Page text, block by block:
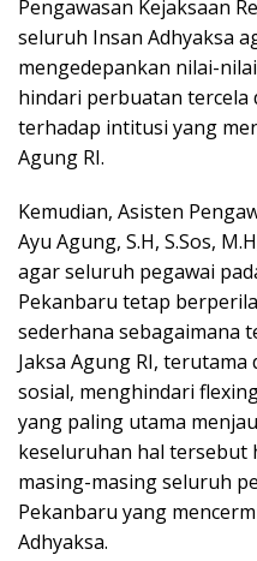
Pengawasan Kejaksaan
seluruh Insan Adhyaksa
mengedepankan nilai-
hindari perbuatan tercela
terhadap intitusi yang
Agung RI.
Kemudian, Asisten
Ayu Agung, S.H, S.Sos,
agar seluruh pegawai
Pekanbaru tetap
sederhana sebagaimana
Jaksa Agung RI,
sosial, menghindari
yang paling utama
keseluruhan hal tersebut
masing-masing seluruh
Pekanbaru yang
Adhyaksa.